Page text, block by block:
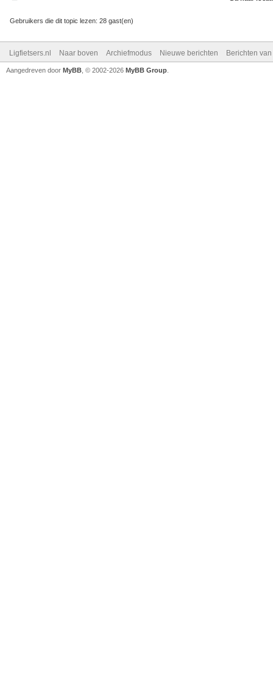
Gebruikers die dit topic lezen: 28 gast(en)
Ligfietsers.nl Naar boven Archiefmodus Nieuwe berichten Berichten
Aangedreven door MyBB , © 2002-2026 MyBB Group